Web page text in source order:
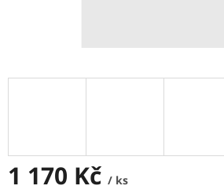
1 170 Kč / ks